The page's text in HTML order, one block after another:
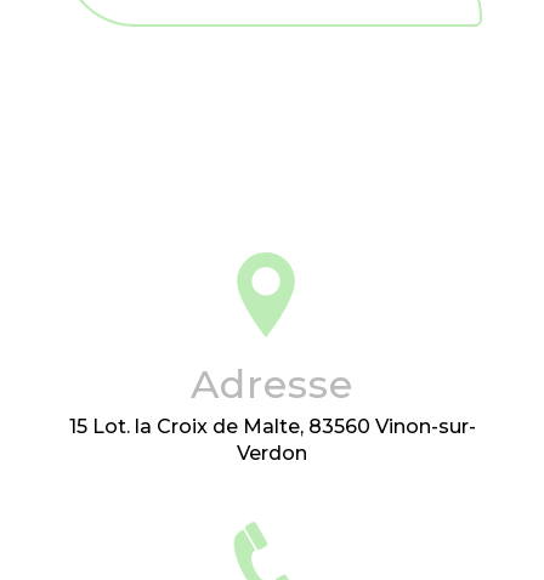
Adresse
15 Lot. la Croix de Malte, 83560 Vinon-sur-
Verdon